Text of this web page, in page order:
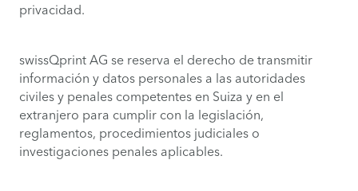
privacidad.
swissQprint AG se reserva el derecho de transmitir
información y datos personales a las autoridades
civiles y penales competentes en Suiza y en el
extranjero para cumplir con la legislación,
reglamentos, procedimientos judiciales o
investigaciones penales aplicables.